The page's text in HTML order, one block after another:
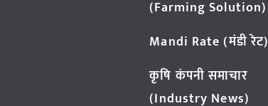
(Farming Solution)
Mandi Rate (मंडी रेट)
कृषि कंपनी समाचार
(Industry News)